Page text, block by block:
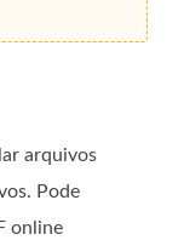
arquivos
Pode
online